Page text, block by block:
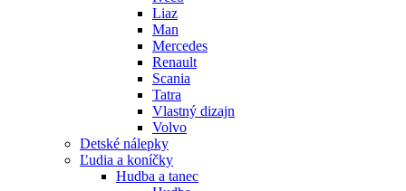
Liaz
Man
Mercedes
Renault
Scania
Tatra
Vlastný dizajn
Volvo
Detské nálepky
Ľudia a koníčky
Hudba a tanec